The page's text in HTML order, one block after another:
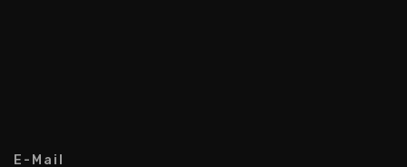
E-Mail